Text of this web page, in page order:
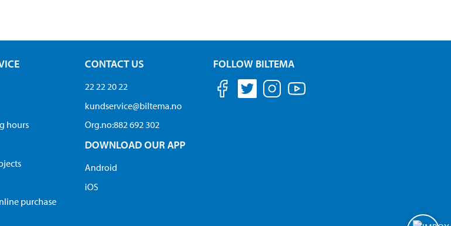
hours
purchase
CONTACT US
22 22 20 22
kundservice@biltema.no
Org.no:882 692 302
DOWNLOAD OUR APP
Android
iOS
FOLLOW BILTEMA